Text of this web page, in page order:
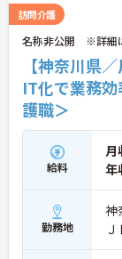
談で不安を解消
祉士の資格取得
アップを目指す
す。
★おすすめ
【夜勤なし・曜
えた働き方が実
しないため、生
続けることがで
により、先々の
間をしっかり
【専門資格を
訪問介護
名称非公開 ※詳細
【神奈川県
IT化で業務
護職＞
給料
月
年
勤務地
神